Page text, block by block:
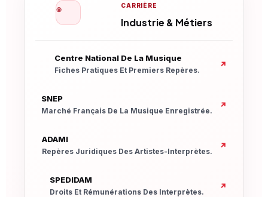
◎ CARRIÈRE
Industrie & Métiers
Centre National De La Musique
Fiches Pratiques Et Premiers Repères.
↗
Nouvelle Fenêtre
SNEP
Marché Français De La Musique Enregistrée.
↗
Nouvelle Fenêtre
ADAMI
Repères Juridiques Des Artistes-Interprètes.
↗
Nouvelle Fenêtre
SPEDIDAM
Droits Et Rémunérations Des Interprètes.
↗
Nouvelle Fenêtre